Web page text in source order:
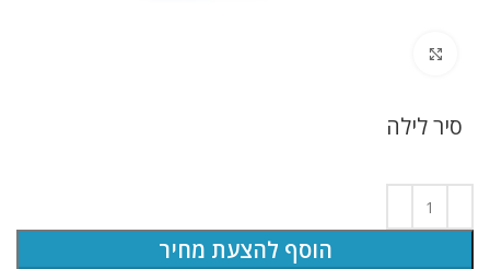
סיר לילה
הוסף להצעת מחיר